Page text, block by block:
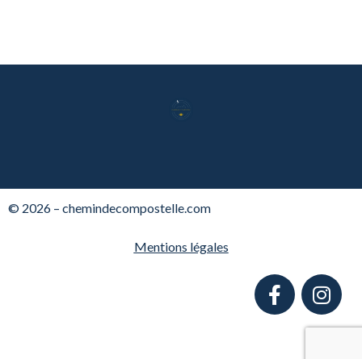
© 2026 – chemindecompostelle.com
Mentions légales